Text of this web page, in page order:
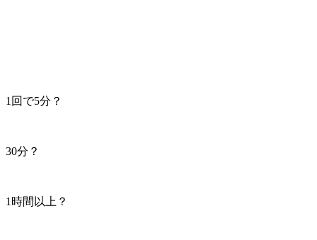
1回で5分？
30分？
1時間以上？